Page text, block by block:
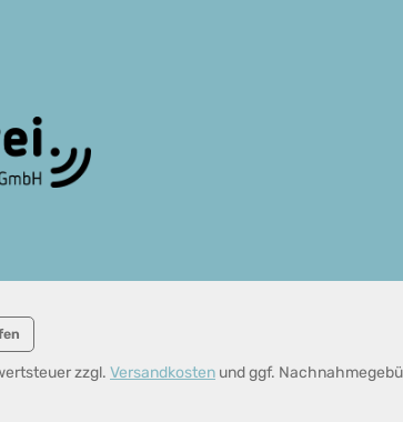
zzgl. Versandkosten und ggf.